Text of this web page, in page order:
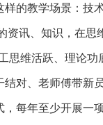
教学场景：技
讯、知识，在思
维活跃、理论功
对、老师傅带新
每年至少开展一